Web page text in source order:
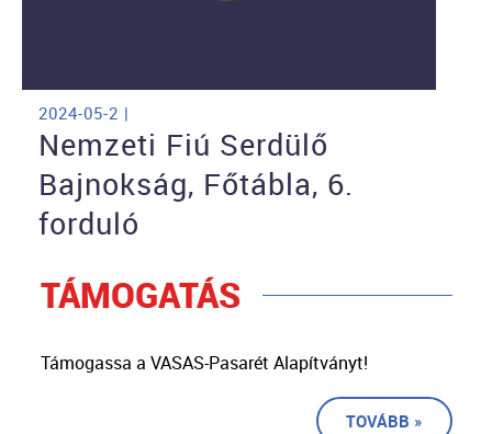
2024-05-2 |
Nemzeti Fiú Serdülő
Bajnokság, Főtábla, 6.
forduló
TÁMOGATÁS
Támogassa a VASAS-Pasarét Alapítványt!
TOVÁBB »